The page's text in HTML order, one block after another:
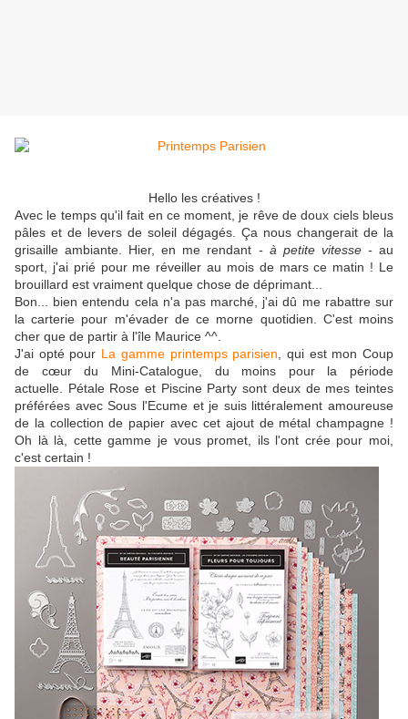
Hello les créatives !
Avec le temps qu'il fait en ce moment, je rêve de doux ciels bleus
pâles et de levers de soleil dégagés. Ça nous changerait de la
grisaille ambiante. Hier, en me rendant - à petite vitesse -au
sport, j'ai prié pour me réveiller au mois de mars ce matin ! Le
brouillard est vraiment quelque chose de déprimant...
Bon... bien entendu cela n'a pas marché, j'ai dû me rabattre sur
la carterie pour m'évader de ce morne quotidien. C'est moins
cher que de partir à l'île Maurice ^^.
J'ai opté pour La gamme printemps parisien , qui est mon Coup
de cœur du Mini-Catalogue, du moins pour la période
actuelle. Pétale Rose et Piscine Party sont deux de mes teintes
préférées avec Sous l'Ecume et je suis littéralement amoureuse
de la collection de papier avec cet ajout de métal champagne !
Oh là là, cette gamme je vous promet, ils l'ont crée pour moi,
c'est certain !